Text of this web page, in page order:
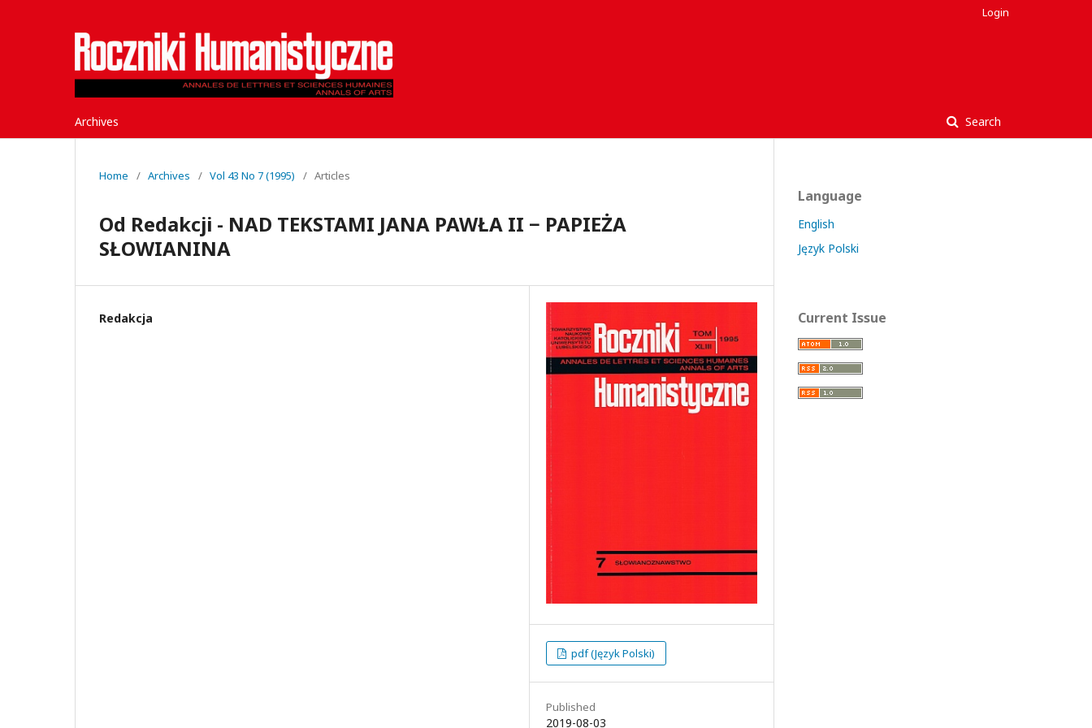
Archives Search
Login
Home / Archives / Vol 43 No 7 (1995) / Articles
Od Redakcji - NAD TEKSTAMI JANA PAWŁA II − PAPIEŻA
SŁOWIANINA
Redakcja
pdf (Język Polski)
Published
2019-08-03
Language
English
Język Polski
Current Issue